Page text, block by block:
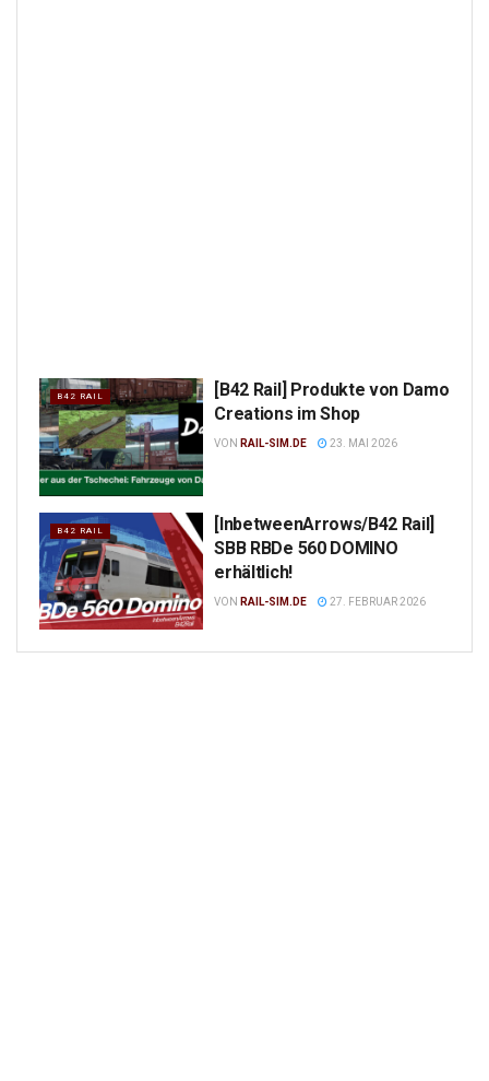
B42 RAIL
[B42 Rail] Produkte von Damo
Creations im Shop
VON RAIL-SIM.DE 23. MAI 2026
B42 RAIL
[InbetweenArrows/B42 Rail]
SBB RBDe 560 DOMINO
erhältlich!
VON RAIL-SIM.DE 27. FEBRUAR 2026